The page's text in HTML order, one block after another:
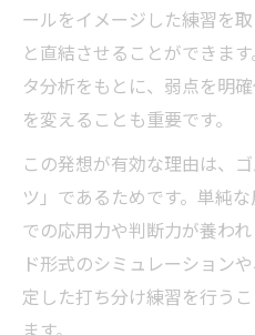
ールをイメージした練習を
と直結させることができま
タ分析をもとに、弱点を明
を変えることも重要です。
この発想が有効な理由は、
ツ」であるためです。単純
での応用力や判断力が養わ
ド形式のシミュレーション
定した打ち分け練習を行う
ます。